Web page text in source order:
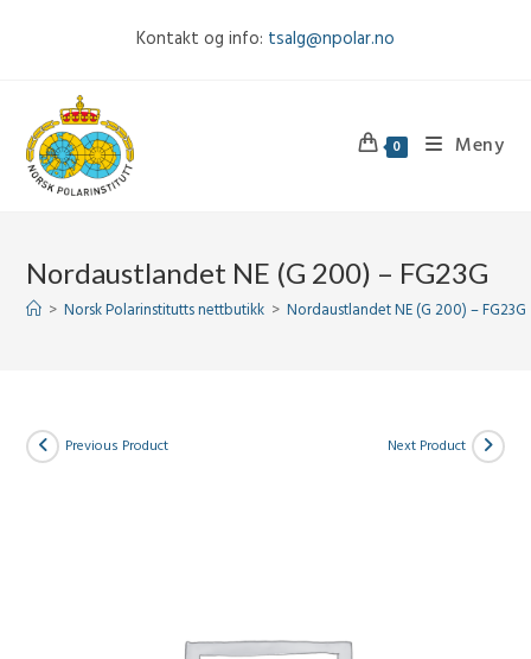
Kontakt og info: tsalg@npolar.no
0 Meny
Nordaustlandet NE (G 200) – FG23G
> Norsk Polarinstitutts nettbutikk > Nordaustlandet NE (G 200) – FG23G
Previous Product Next Product